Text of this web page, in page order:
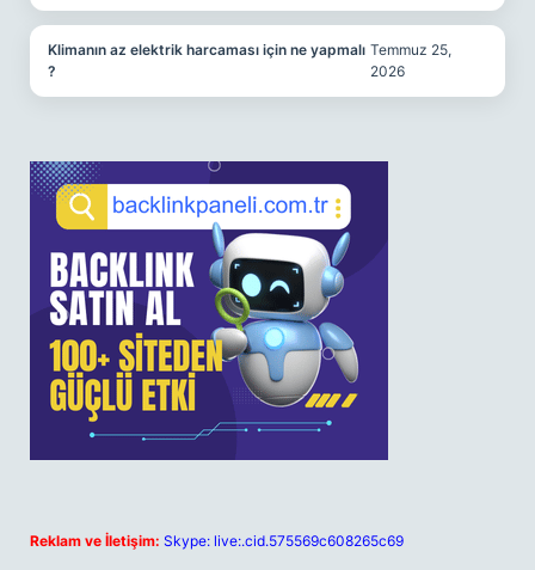
Klimanın az elektrik harcaması için ne yapmalı
?
Temmuz 25,
2026
Reklam ve İletişim: Skype: live:.cid.575569c608265c69